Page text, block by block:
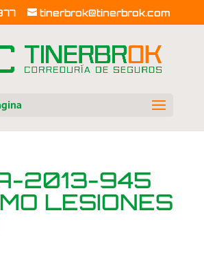
tinerbrok@tinerbrok.com
2013-945
LESIONES